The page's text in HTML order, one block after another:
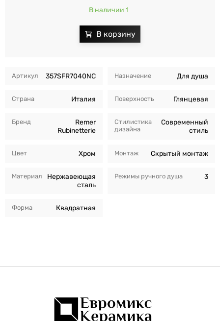
Артикул 357SFR7040NC
Страна Италия
Бренд
Remer
Rubinetterie
Цвет Хром
Материал
Нержавеющая
сталь
Форма Квадратная
Назначение Для душа
Поверхность Глянцевая
Стилистика
дизайна
Современный
стиль
Монтаж Скрытый монтаж
Режимы ручного душа 3
В наличии 1